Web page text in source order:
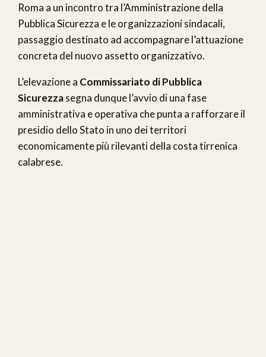
Roma a un incontro tra l’Amministrazione della
Pubblica Sicurezza e le organizzazioni sindacali,
passaggio destinato ad accompagnare l’attuazione
concreta del nuovo assetto organizzativo.
L’elevazione a Commissariato di Pubblica
Sicurezzasegna dunque l’avvio di una fase
amministrativa e operativa che punta a rafforzare il
presidio dello Stato in uno dei territori
economicamente più rilevanti della costa tirrenica
calabrese.